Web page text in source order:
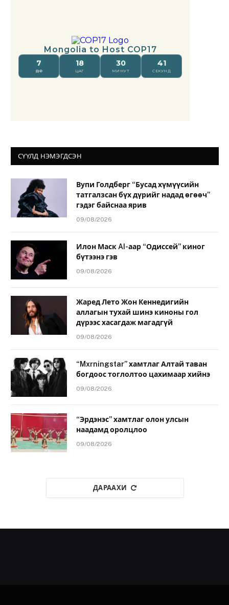
СҮҮЛД НЭМЭГДСЭН
Вупи Голдберг “Бусад хүмүүсийн
татгалзсан бүх дүрийг надад өгөөч”
гэдэг байснаа ярив
09/08/2026
Илон Маск AI-аар “Одиссей” киног
бүтээнэ гэв
09/08/2026
Жаред Лето Жон Кеннедигийн
аллагын тухай шинэ киноны гол
дүрээс хасагдаж магадгүй
09/08/2026
“Mxrningstar” хамтлаг Алтай таван
богдоос тоглолтоо цахимаар хийнэ
09/08/2026
“Эрдэнэс” хамтлаг олон улсын
наадамд оролцлоо
09/08/2026
ДАРААХИ